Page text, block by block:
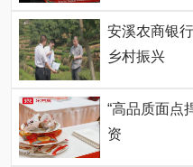
安溪农商银
乡村振兴
“高品质面点
资